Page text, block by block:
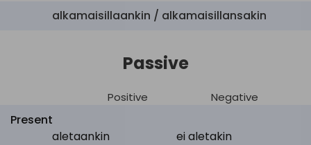
alkamaisillaankin / alkamaisillansakin
Passive
Positive Negative
Present
aletaankin
ei aletakin